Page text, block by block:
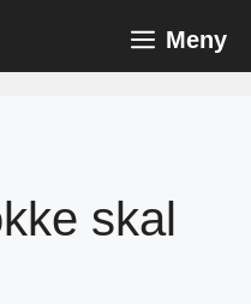
Meny
skal